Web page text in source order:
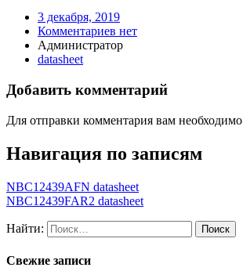
3 декабря, 2019
Комментариев нет
Администратор
datasheet
Добавить комментарий
Для отправки комментария вам необходимо
Навигация по записям
NBC12439AFN datasheet
NBC12439FAR2 datasheet
Найти:
Свежие записи